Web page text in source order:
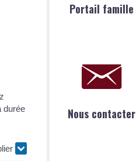
durée
Portail famille
Nous contacter